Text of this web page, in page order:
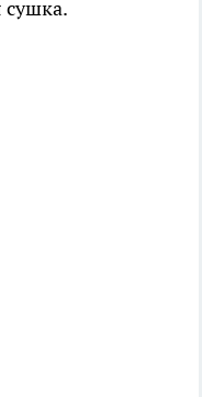
сушка.